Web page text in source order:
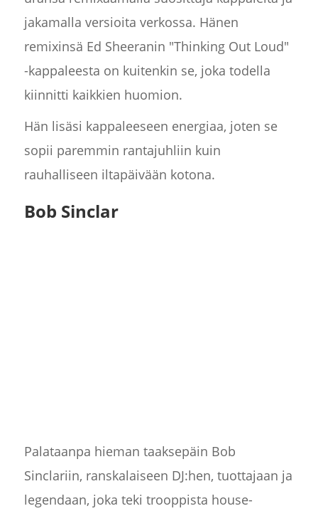
jakamalla versioita verkossa. Hänen
remixinsä Ed Sheeranin "Thinking Out Loud"
-kappaleesta on kuitenkin se, joka todella
kiinnitti kaikkien huomion.
Hän lisäsi kappaleeseen energiaa, joten se
sopii paremmin rantajuhliin kuin
rauhalliseen iltapäivään kotona.
Bob Sinclar
Palataanpa hieman taaksepäin Bob
Sinclariin, ranskalaiseen DJ:hen, tuottajaan ja
legendaan, joka teki trooppista house-